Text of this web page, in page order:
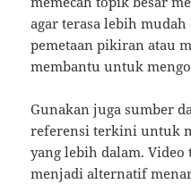
agar terasa lebih
pemetaan pikiran atau
membantu untuk
Gunakan juga sumber
referensi terkini untuk
yang lebih dalam.
menjadi alternatif